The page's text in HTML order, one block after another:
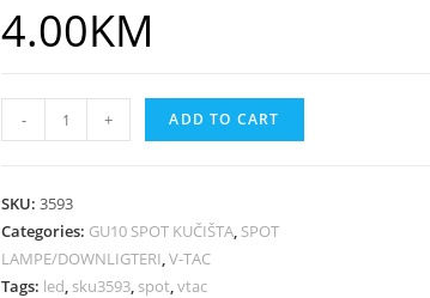
4.00KM
- + ADD TO CART
SKU:3593
Categories: GU10 SPOT KUČIŠTA, SPOT
LAMPE/DOWNLIGTERI,V-TAC
Tags: led, sku3593, spot,vtac